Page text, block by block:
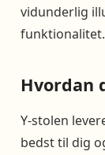
vidunderlig
funktionalitet.
Hvordan
Y-stolen
bedst til dig